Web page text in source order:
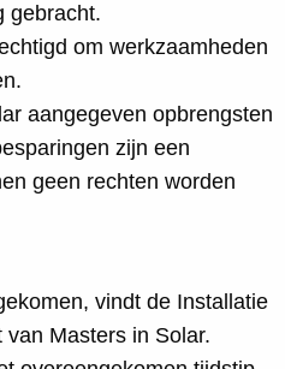
gebracht.
om werkzaamheden
aangegeven opbrengsten
zijn een
geen rechten worden
vindt de Installatie
Masters in Solar.